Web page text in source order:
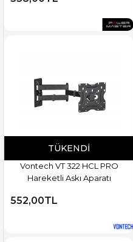
TÜKENDI
Vontech VT 322 HCL PRO
Hareketli Askı Aparatı
552,00TL